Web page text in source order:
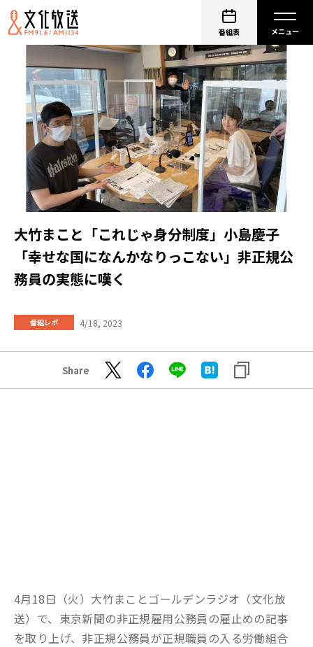
番組表
大竹まこと「これじゃ身分制度」小島慶子
「幸せな国になんかなりっこない」非正規公
務員の実態に嘆く
番組レポ 4/18, 2023
Share
4月18日（火）大竹まことゴールデンラジオ（文化放
送）で、東京新聞の非正規雇用公務員の雇止めの記事
を取り上げ、非正規公務員が正規職員の入る労働組合